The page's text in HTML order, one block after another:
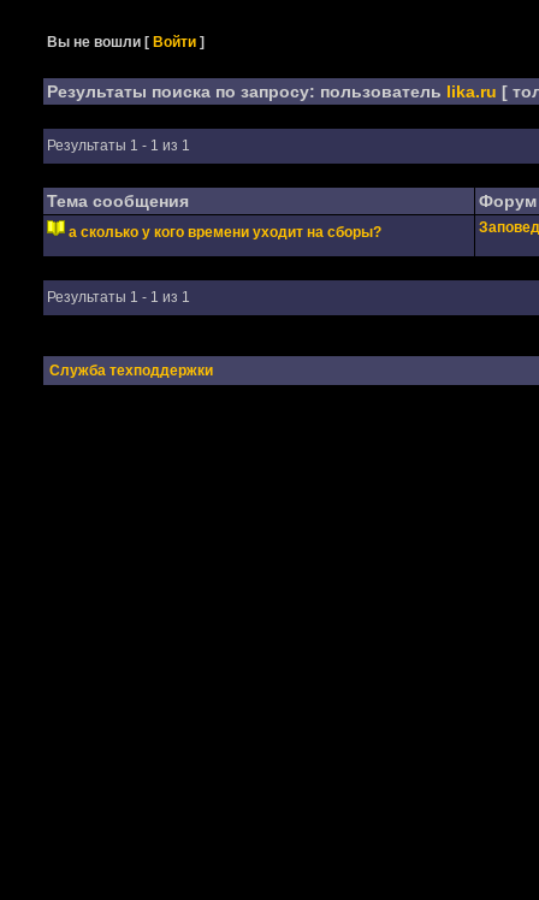
Вы не вошли [Войти ]
Результаты поиска по запросу: пользователь lika.ru [
Результаты 1 - 1 из 1
Тема сообщения Форум
а сколько у кого времени уходит на сборы?
Результаты 1 - 1 из 1
Служба техподдержки